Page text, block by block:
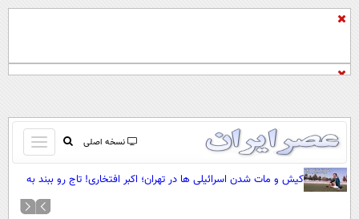
نسخه اصلی
باز
و
بسته
کردن
صفحه اول
کیش و مات شدن اسرائیلی ها در تهران؛ اکبر افتخاری! تاج رو ببند به